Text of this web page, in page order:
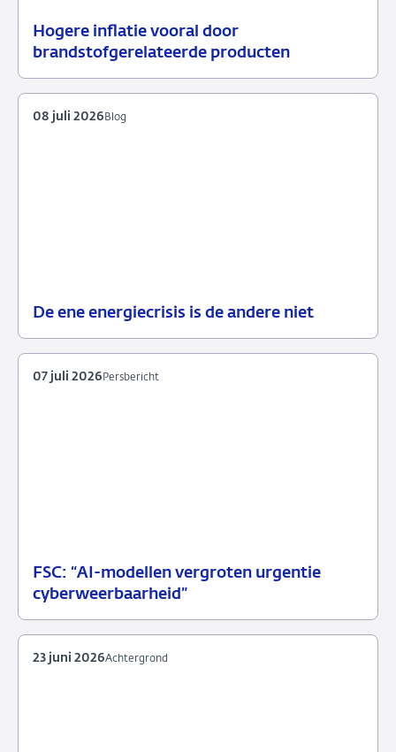
Hogere inflatie vooral door
brandstofgerelateerde producten
14
Achtergrond
De ene energiecrisis is de andere niet
2026
Blog
08 juli 2026
FSC: “AI-modellen vergroten urgentie
cyberweerbaarheid”
07
Persbericht
Persbericht
07 juli 2026
Achtergrond
23 juni 2026